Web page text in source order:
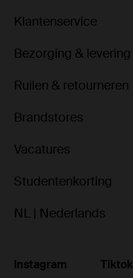
Klantenservice
Bezorging & levering
Ruilen & retourneren
Brandstores
Vacatures
Studentenkorting
NL | Nederlands
Instagram Tiktok